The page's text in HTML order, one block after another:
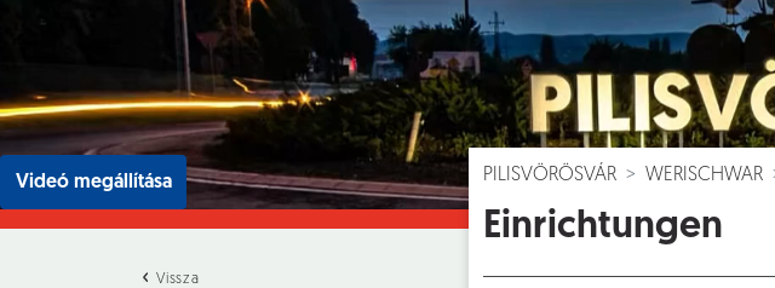
Videó megállítása
Vissza
PILISVÖRÖSVÁR WERISCHWAR
Einrichtungen
Hírek [ Események []